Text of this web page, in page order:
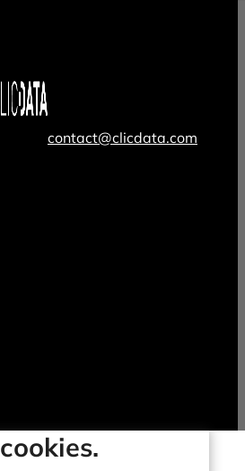
contact@clicdata.com
cookies.